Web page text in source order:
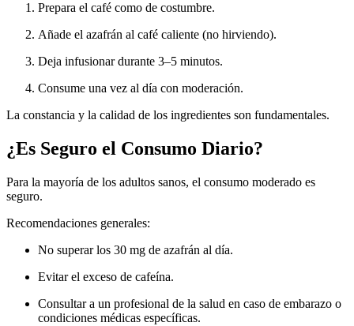
Prepara el café como de costumbre.
Añade el azafrán al café caliente (no hirviendo).
Deja infusionar durante 3–5 minutos.
Consume una vez al día con moderación.
La constancia y la calidad de los ingredientes son fundamentales.
¿Es Seguro el Consumo Diario?
Para la mayoría de los adultos sanos, el consumo moderado es
seguro.
Recomendaciones generales:
No superar los 30 mg de azafrán al día.
Evitar el exceso de cafeína.
Consultar a un profesional de la salud en caso de embarazo o
condiciones médicas específicas.